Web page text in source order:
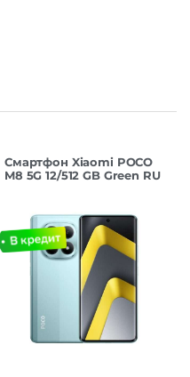
Смартфон Xiaomi POCO
M8 5G 12/512 GB Green RU